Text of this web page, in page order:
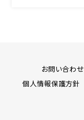
お問い合わせ
個人情報保護方針